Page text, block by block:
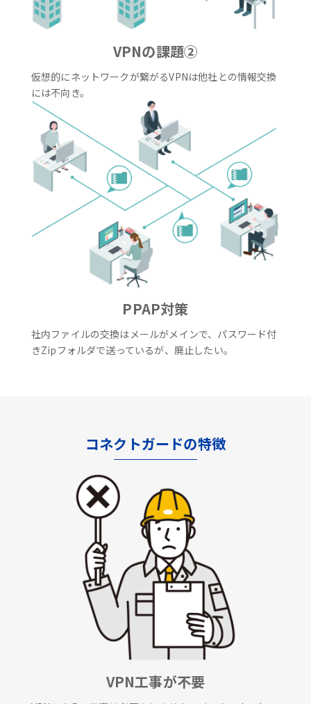
VPNの課題②
仮想的にネットワークが繋がるVPNは他社との情報交換
には不向き。
PPAP対策
社内ファイルの交換はメールがメインで、パスワード付
きZipフォルダで送っているが、廃止したい。
コネクトガードの特徴
VPN工事が不要